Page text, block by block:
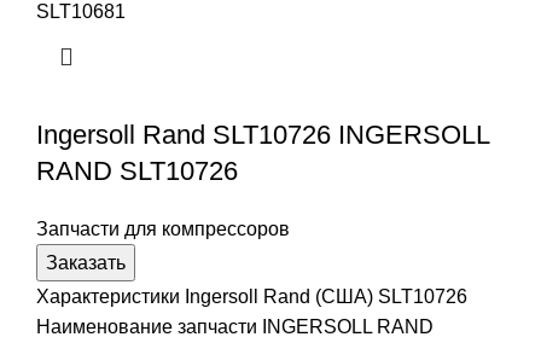
SLT10681
Ingersoll Rand SLT10726 INGERSOLL
RAND SLT10726
Запчасти для компрессоров
Заказать
Характеристики Ingersoll Rand (США) SLT10726
Наименование запчасти INGERSOLL RAND